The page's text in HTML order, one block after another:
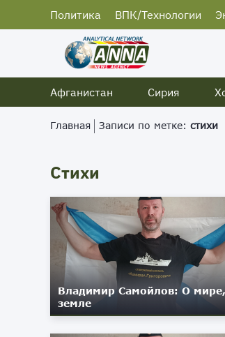
Политика ВПК/Технологии
Афганистан
Сирия
Главная Записи по метке: стихи
Стихи
Владимир Самойлов: О
земле